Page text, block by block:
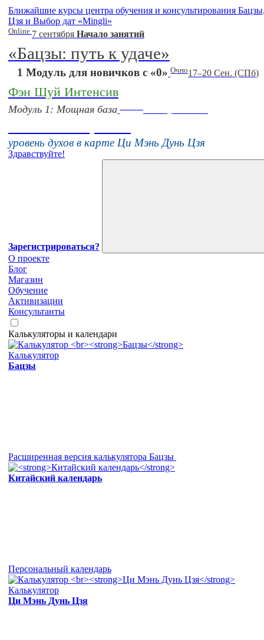
Ближайшие курсы центра обучения и консультирования
Цзя и Выбор дат «Mingli»
Online 7 сентября Начало занятий
«Бацзы: путь к удаче»
1 Модуль для новичков с «0» Очно17–20 Сен. (СПб)
Фэн Шуй Интенсив
Модуль 1: Мощная база
уровень духов в карте Ци Мэнь Дунь Цзя
Здравствуйте!
Зарегистрироваться?
О проекте
Блог
Магазин
Обучение
Активизации
Консультанты
Калькуляторы и календари
Калькулятор
Бацзы
Расширенная версия калькулятора Бацзы
Китайский календарь
Персональный календарь
Калькулятор
Ци Мэнь Дунь Цзя